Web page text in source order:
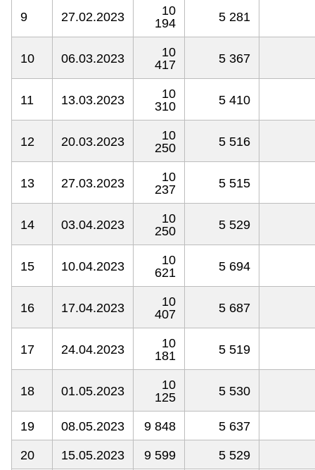
9 27.02.2023
10
194
5 281
10 06.03.2023
10
417
5 367
11 13.03.2023
10
310
5 410
12 20.03.2023
10
250
5 516
13 27.03.2023
10
237
5 515
14 03.04.2023
10
250
5 529
15 10.04.2023
10
621
5 694
16 17.04.2023
10
407
5 687
17 24.04.2023
10
181
5 519
18 01.05.2023
10
125
5 530
19 08.05.2023 9 848 5 637
20 15.05.2023 9 599 5 529